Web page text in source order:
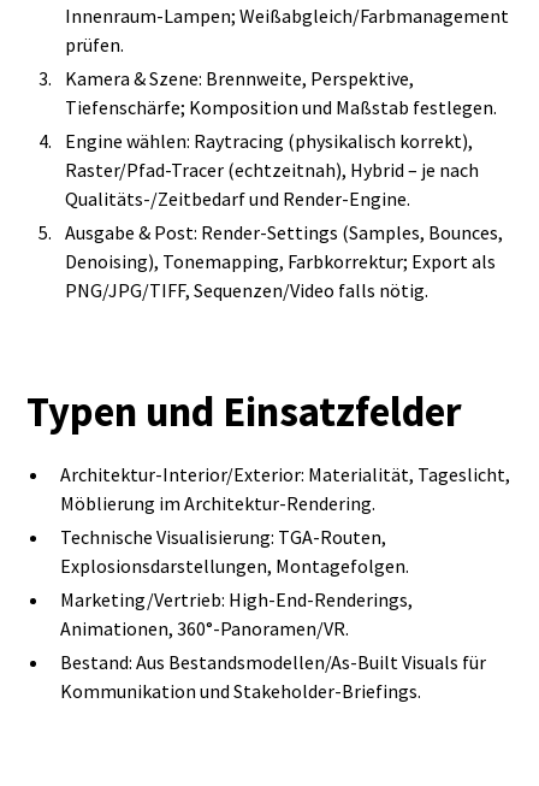
Innenraum‑Lampen; Weißabgleich/Farbmanagement
prüfen.
Kamera & Szene: Brennweite, Perspektive,
Tiefenschärfe; Komposition und Maßstab festlegen.
Engine wählen: Raytracing (physikalisch korrekt),
Raster/Pfad‑Tracer (echtzeitnah), Hybrid – je nach
Qualitäts‑/Zeitbedarf und Render‑Engine.
Ausgabe & Post: Render‑Settings (Samples, Bounces,
Denoising), Tonemapping, Farbkorrektur; Export als
PNG/JPG/TIFF, Sequenzen/Video falls nötig.
Typen und Einsatzfelder
Architektur‑Interior/Exterior: Materialität, Tageslicht,
Möblierung im Architektur‑Rendering.
Technische Visualisierung: TGA‑Routen,
Explosionsdarstellungen, Montagefolgen.
Marketing/Vertrieb: High‑End‑Renderings,
Animationen, 360°‑Panoramen/VR.
Bestand: Aus Bestandsmodellen/As‑Built Visuals für
Kommunikation und Stakeholder‑Briefings.